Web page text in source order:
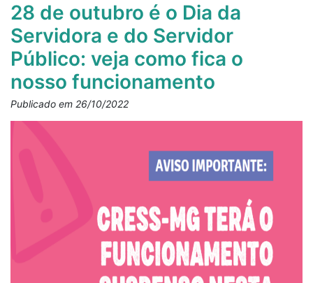
28 de outubro é o Dia da
Servidora e do Servidor
Público: veja como fica o
nosso funcionamento
Publicado em 26/10/2022